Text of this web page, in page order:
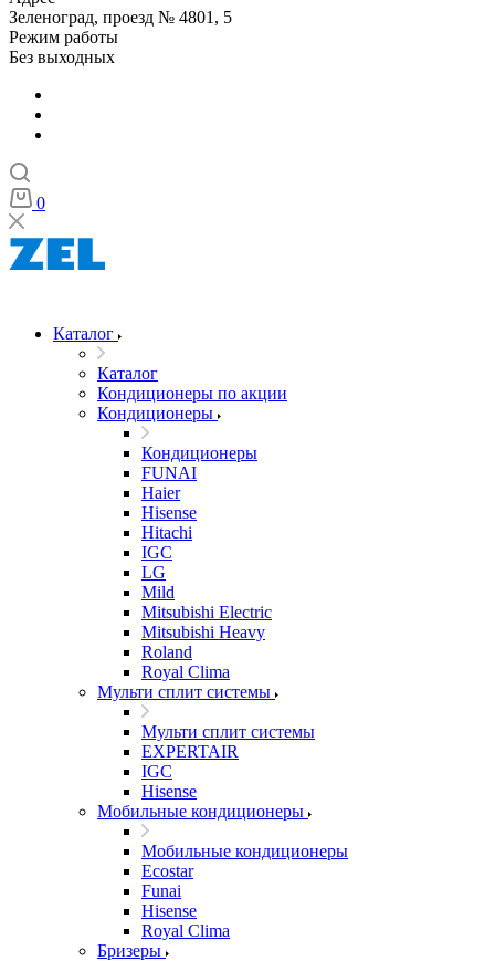
Зеленоград, проезд № 4801, 5
Режим работы
Без выходных
0
Каталог
Каталог
Кондиционеры по акции
Кондиционеры
Кондиционеры
FUNAI
Haier
Hisense
Hitachi
IGC
LG
Mild
Mitsubishi Electric
Mitsubishi Heavy
Roland
Royal Clima
Мульти сплит системы
Мульти сплит системы
EXPERTAIR
IGC
Hisense
Мобильные кондиционеры
Мобильные кондиционеры
Ecostar
Funai
Hisense
Royal Clima
Бризеры